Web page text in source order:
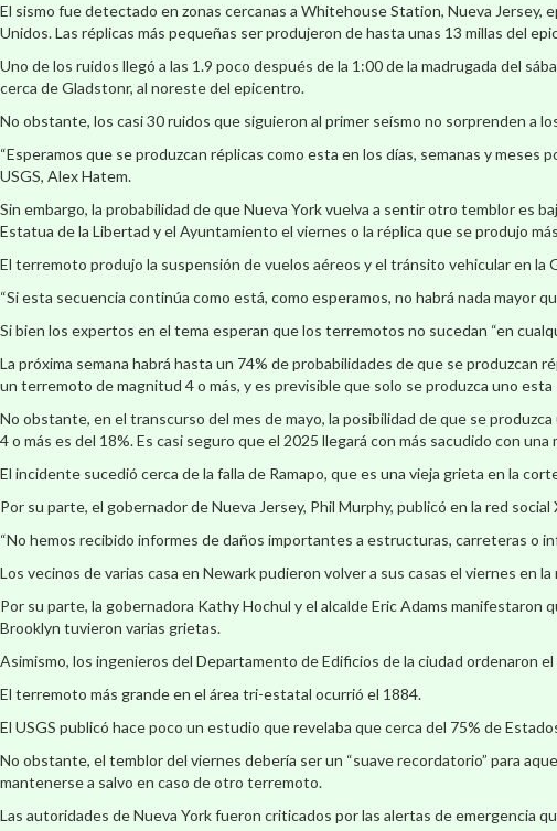
El sismo fue detectado en zonas cercanas a Whitehouse Station, Nueva
Unidos. Las réplicas más pequeñas ser produjeron de hasta unas 13 millas del
Uno de los ruidos llegó a las 1.9 poco después de la 1:00 de la madrugada del
cerca de Gladstonr, al noreste del epicentro.
No obstante, los casi 30 ruidos que siguieron al primer seísmo no sorprenden a
“Esperamos que se produzcan réplicas como esta en los días, semanas y
USGS, Alex Hatem.
Sin embargo, la probabilidad de que Nueva York vuelva a sentir otro temblor es
Estatua de la Libertad y el Ayuntamiento el viernes o la réplica que se produjo
El terremoto produjo la suspensión de vuelos aéreos y el tránsito vehicular en la
“Si esta secuencia continúa como está, como esperamos, no habrá nada mayor
Si bien los expertos en el tema esperan que los terremotos no sucedan “en
La próxima semana habrá hasta un 74% de probabilidades de que se produzcan
un terremoto de magnitud 4 o más, y es previsible que solo se produzca uno esta
No obstante, en el transcurso del mes de mayo, la posibilidad de que se
4 o más es del 18%. Es casi seguro que el 2025 llegará con más sacudido con
El incidente sucedió cerca de la falla de Ramapo, que es una vieja grieta en la
Por su parte, el gobernador de Nueva Jersey, Phil Murphy, publicó en la red
“No hemos recibido informes de daños importantes a estructuras, carreteras o
Los vecinos de varias casa en Newark pudieron volver a sus casas el viernes
Por su parte, la gobernadora Kathy Hochul y el alcalde Eric Adams
Brooklyn tuvieron varias grietas.
Asimismo, los ingenieros del Departamento de Edificios de la ciudad ordenaron
El terremoto más grande en el área tri-estatal ocurrió el 1884.
El USGS publicó hace poco un estudio que revelaba que cerca del 75% de
No obstante, el temblor del viernes debería ser un “suave recordatorio” para
mantenerse a salvo en caso de otro terremoto.
Las autoridades de Nueva York fueron criticados por las alertas de emergencia